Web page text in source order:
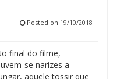
Posted on 19/10/2018
final do filme,
se narizes a
aquele tossir que